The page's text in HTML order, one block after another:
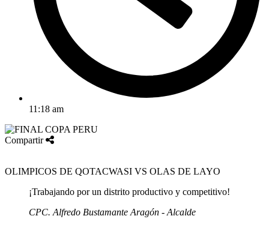
11:18 am
Compartir
OLIMPICOS DE QOTACWASI VS OLAS DE LAYO
¡Trabajando por un distrito productivo y competitivo!
CPC. Alfredo Bustamante Aragón - Alcalde